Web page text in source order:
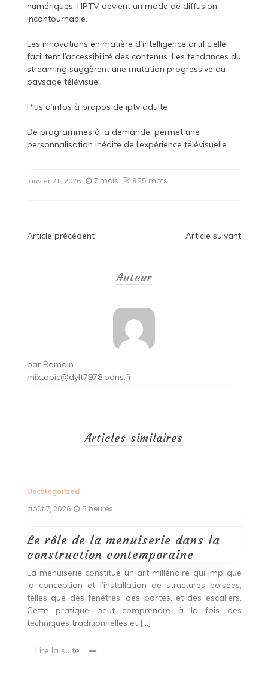
numériques, l’IPTV devient un mode de diffusion
incontournable.
Les innovations en matière d’intelligence artificielle
facilitent l’accessibilité des contenus. Les tendances du
streaming suggèrent une mutation progressive du
paysage télévisuel.
Plus d’infos à propos de iptv adulte
De programmes à la demande, permet une
personnalisation inédite de l’expérience télévisuelle.
janvier 21, 2026 7 mois 855 mots
Navigation
Article précédent Article suivant
Auteur
par Romain
mixtopic@dylt7978.odns.fr
Articles similaires
Uncategorized
août 7, 2026 5 heures
Le rôle de la menuiserie dans la
construction contemporaine
La menuiserie constitue un art millénaire qui implique
la conception et l’installation de structures boisées,
telles que des fenêtres, des portes, et des escaliers.
Cette pratique peut comprendre à la fois des
techniques traditionnelles et […]
Lire la suite